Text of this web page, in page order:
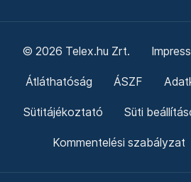
© 2026 Telex.hu Zrt.
Átláthatóság ÁSZF
Sütitájékoztató Süti
Kommentelési szabályzat